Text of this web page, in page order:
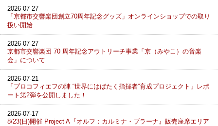
2026-07-27
「京都市交響楽団創立70周年記念グッズ」オンラインショップでの取り
扱い開始
2026-07-27
京都市交響楽団 70 周年記念アウトリーチ事業「京（みやこ）の音楽
会」について
2026-07-21
「プロコフィエフの陣 “世界にはばたく指揮者”育成プロジェクト」レポ
ート第2弾を公開しました！
2026-07-17
8/23(日)開催 Project A『オルフ：カルミナ・ブラーナ』販売座席エリア